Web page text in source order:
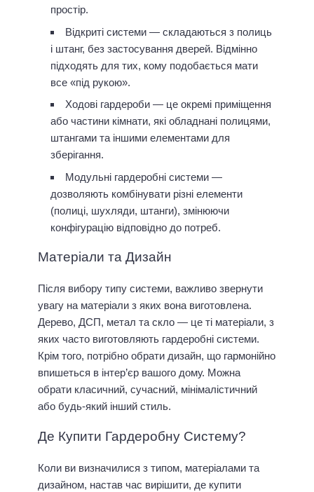
простір.
Відкриті системи — складаються з полиць
і штанг, без застосування дверей. Відмінно
підходять для тих, кому подобається мати
все «під рукою».
Ходові гардероби — це окремі приміщення
або частини кімнати, які обладнані полицями,
штангами та іншими елементами для
зберігання.
Модульні гардеробні системи —
дозволяють комбінувати різні елементи
(полиці, шухляди, штанги), змінюючи
конфігурацію відповідно до потреб.
Матеріали та Дизайн
Після вибору типу системи, важливо звернути
увагу на матеріали з яких вона виготовлена.
Дерево, ДСП, метал та скло — це ті матеріали, з
яких часто виготовляють гардеробні системи.
Крім того, потрібно обрати дизайн, що гармонійно
впишеться в інтер’єр вашого дому. Можна
обрати класичний, сучасний, мінімалістичний
або будь-який інший стиль.
Де Купити Гардеробну Систему?
Коли ви визначилися з типом, матеріалами та
дизайном, настав час вирішити, де купити